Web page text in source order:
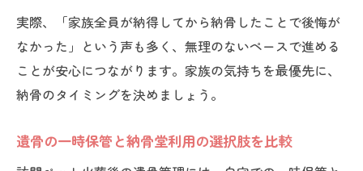
実際、「家族全員が納得してから納骨したことで後悔が
なかった」という声も多く、無理のないペースで進める
ことが安心につながります。家族の気持ちを最優先に、
納骨のタイミングを決めましょう。
遺骨の一時保管と納骨堂利用の選択肢を比較